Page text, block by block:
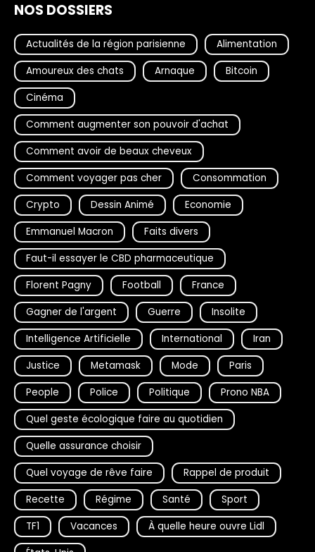
NOS DOSSIERS
Actualités de la région parisienne
Alimentation
Amoureux des chats
Arnaque
Bitcoin
Cinéma
Comment augmenter son pouvoir d'achat
Comment avoir de beaux cheveux
Comment voyager pas cher
Consommation
Crypto
Dessin Animé
Economie
Emmanuel Macron
Faits divers
Faut-il essayer le CBD pharmaceutique
Florent Pagny
Football
France
Gagner de l'argent
Guerre
Insolite
Intelligence Artificielle
International
Iran
Justice
Metamask Mode
Paris
People
Police Politique
Prono NBA
Quel geste écologique faire au quotidien
Quelle assurance choisir
Quel voyage de rêve faire
Rappel de produit
Recette
Régime Santé
Sport
TF1
Vacances
À quelle heure ouvre Lidl